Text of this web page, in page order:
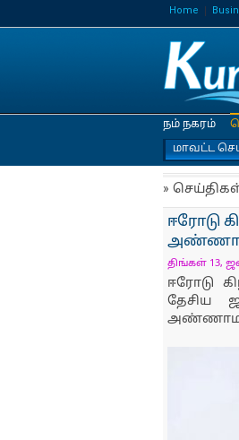
Home
நம் நகரம்
மாவட்ட
»
ஈரோடு
திங்கள் 13,
ஈரோடு
தேசிய